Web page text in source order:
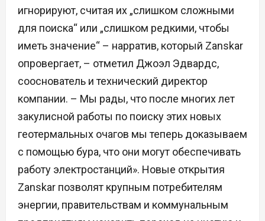
игнорируют, считая их „слишком сложными
для поиска“ или „слишком редкими, чтобы
иметь значение“ – нарратив, который Zanskar
опровергает, – отметил Джоэл Эдвардс,
сооснователь и технический директор
компании. – Мы рады, что после многих лет
закулисной работы по поиску этих новых
геотермальных очагов мы теперь доказываем
с помощью бура, что они могут обеспечивать
работу электростанций». Новые открытия
Zanskar позволят крупным потребителям
энергии, правительствам и коммунальным